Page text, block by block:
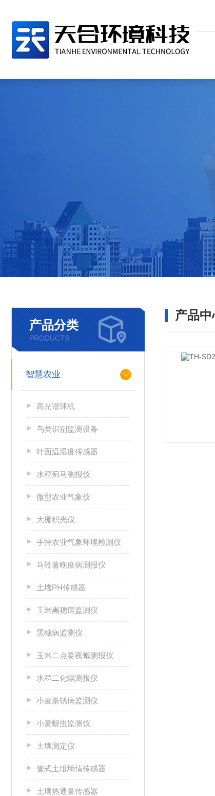
产品分类
PRODUCTS
智慧农业
高光谱球机
鸟类识别监测设备
叶面温湿度传感器
水稻蓟马测报仪
微型农业气象仪
大棚积光仪
手持农业气象环境检测仪
马铃薯晚疫病测报仪
土壤PH传感器
玉米黑穗病监测仪
黑穗病监测仪
玉米二点委夜蛾测报仪
水稻二化螟测报仪
小麦条锈病监测仪
小麦蚜虫监测仪
土壤测定仪
管式土壤墒情传感器
土壤热通量传感器
产品中